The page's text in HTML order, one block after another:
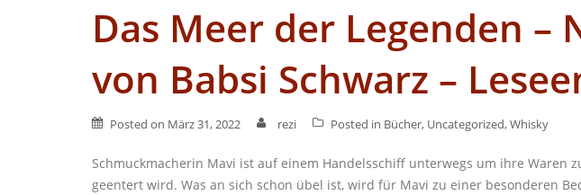
Das Meer der Legenden –
von Babsi Schwarz –
Posted on März 31, 2022 rezi Posted in Bücher, Uncategorized,Whisky
Schmuckmacherin Mavi ist auf einem Handelsschiff unterwegs um ihre Waren
geentert wird. Was an sich schon übel ist, wird für Mavi zu einer besonderen